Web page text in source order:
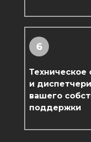
Техническое
и
вашего
поддержки
6